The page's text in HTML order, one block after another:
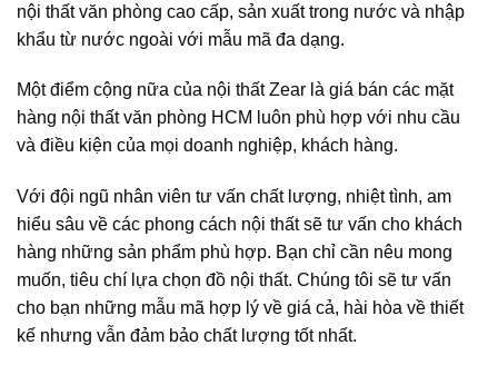
nội thất văn phòng cao cấp, sản xuất trong nước và nhập
khẩu từ nước ngoài với mẫu mã đa dạng.
Một điểm cộng nữa của nội thất Zear là giá bán các mặt
hàng nội thất văn phòng HCM luôn phù hợp với nhu cầu
và điều kiện của mọi doanh nghiệp, khách hàng.
Với đội ngũ nhân viên tư vấn chất lượng, nhiệt tình, am
hiểu sâu về các phong cách nội thất sẽ tư vấn cho khách
hàng những sản phẩm phù hợp. Bạn chỉ cần nêu mong
muốn, tiêu chí lựa chọn đồ nội thất. Chúng tôi sẽ tư vấn
cho bạn những mẫu mã hợp lý về giá cả, hài hòa về thiết
kế nhưng vẫn đảm bảo chất lượng tốt nhất.